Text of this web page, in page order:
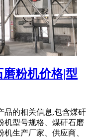
粉机价格|型
品的相关信息,包含煤矸
机型号规格、煤矸石磨
生产厂家、供应商、